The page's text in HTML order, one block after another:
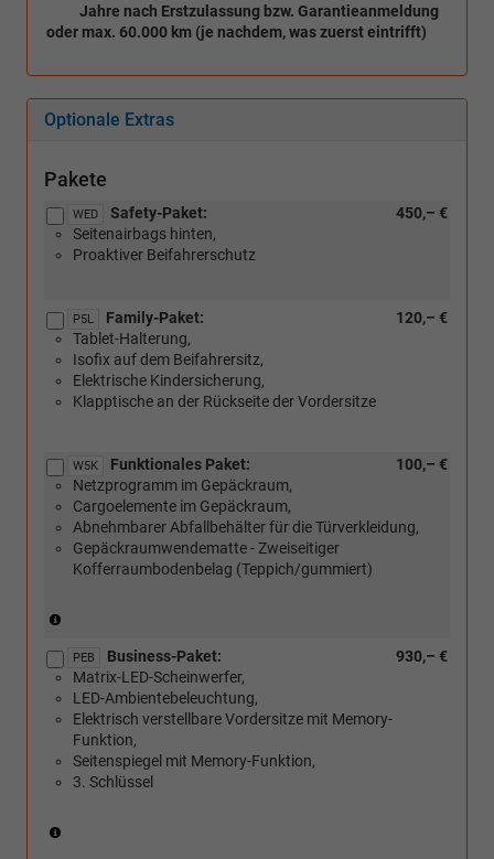
Jahre nach Erstzulassung bzw. Garantieanmeldung
oder max. 60.000 km (je nachdem, was zuerst eintrifft)
Optionale Extras
Pakete
WED 450,– €
Safety-Paket:
Seitenairbags hinten,
Proaktiver Beifahrerschutz
P5L 120,– €
Family-Paket:
Tablet-Halterung,
Isofix auf dem Beifahrersitz,
Elektrische Kindersicherung,
Klapptische an der Rückseite der Vordersitze
W5K 100,– €
Funktionales Paket:
Netzprogramm im Gepäckraum,
Cargoelemente im Gepäckraum,
Abnehmbarer Abfallbehälter für die Türverkleidung,
Gepäckraumwendematte - Zweiseitiger
Kofferraumbodenbelag (Teppich/gummiert)
Verbindung
mit:
[PKP]
Variabler
Ladeboden
im
Gepäckraum)
PEB 930,– €
Business-Paket:
Matrix-LED-Scheinwerfer,
LED-Ambientebeleuchtung,
Elektrisch verstellbare Vordersitze mit Memory-
Funktion,
Seitenspiegel mit Memory-Funktion,
3. Schlüssel